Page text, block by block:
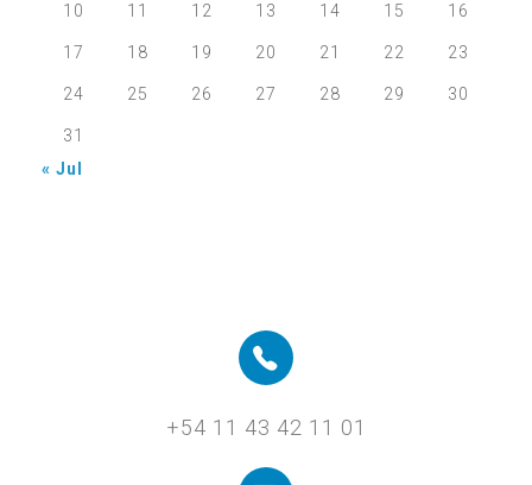
10 11 12 13 14 15 16
17 18 19 20 21 22 23
24 25 26 27 28 29 30
31
« Jul
+54 11 43 42 11 01